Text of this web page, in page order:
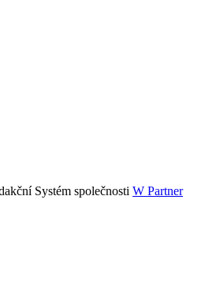
Systém společnosti W Partner